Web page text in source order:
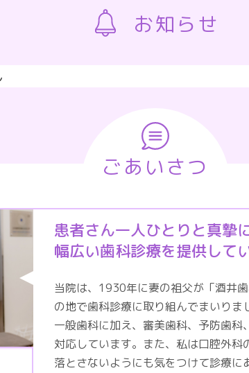
お知らせ
ごあいさつ
患者さん一人ひとりと真摯
幅広い歯科診療を提供して
当院は、1930年に妻の祖父が「酒井
の地で歯科診療に取り組んでまいりま
一般歯科に加え、審美歯科、予防歯科
対応しています。また、私は口腔外
落とさないようにも気をつけて診療